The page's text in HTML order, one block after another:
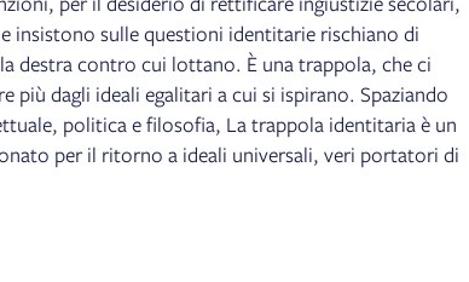
insistono sulle questioni identitarie rischiano di
destra contro cui lottano. È una trappola, che ci
più dagli ideali egalitari a cui si ispirano. Spaziando
politica e filosofia, La trappola identitaria è un
per il ritorno a ideali universali, veri portatori di